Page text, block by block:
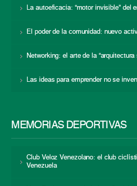
La autoeficacia: “motor invisible” del
El poder de la comunidad: nuevo
Networking: el arte de la “arquitectura
Las ideas para emprender no se
MEMORIAS DEPORTIVAS
Club Veloz Venezolano: el club
Venezuela